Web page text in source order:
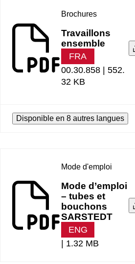
Brochures
Travaillons
ensemble
FRA
00.30.858 | 552.
32 KB
Disponible en 8 autres langues
Mode d'emploi
Mode d’emploi
– tubes et
bouchons
SARSTEDT
ENG
1.32 MB